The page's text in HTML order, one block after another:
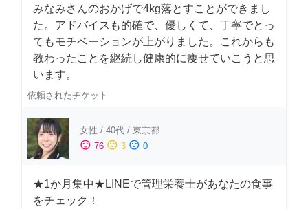
みなみさんのおかげで4kg落とすことができまし
た。アドバイスも的確で、優しくて、丁寧でとっ
てもモチベーションが上がりました。これからも
教わったことを継続し健康的に痩せていこうと思
います。
依頼されたチケット
女性 / 40代 / 東京都
sentiment_satisfied 76 sentiment_neutral 3 sentiment_dissatisfied 0
★1か月集中★LINEで管理栄養士があなたの食事
をチェック！